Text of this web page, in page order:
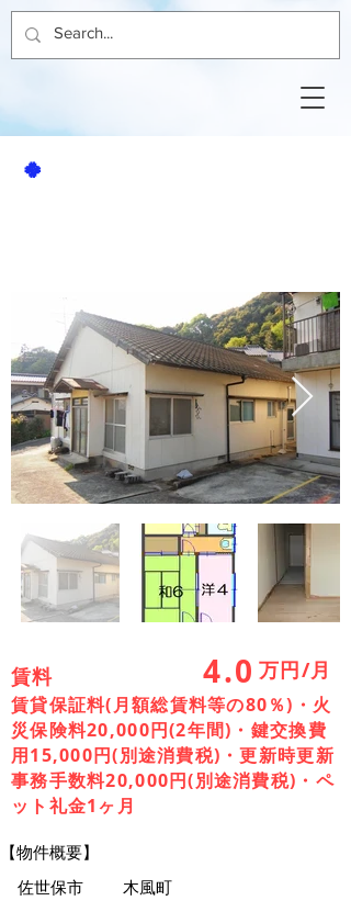
🍀
賃料 4.0 万円/月
賃貸保証料(月額総賃料等の80％)・火
災保険料20,000円(2年間)・鍵交換費
用15,000円(別途消費税)・更新時更新
事務手数料20,000円(別途消費税)・ペ
ット礼金1ヶ月
【物件概要】
木風町
佐世保市